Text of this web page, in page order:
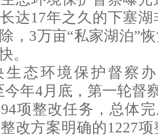
达17年之久的下塞
，3万亩“私家湖泊”
。
环境保护督察办
今年4月底，第一轮督
项整改任务，总体
改方案明确的1227